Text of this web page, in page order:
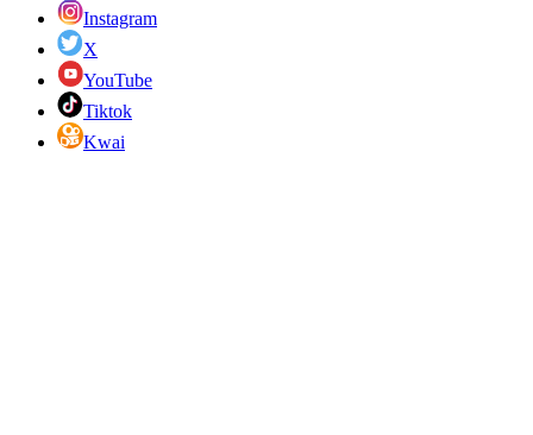
Instagram
X
YouTube
Tiktok
Kwai